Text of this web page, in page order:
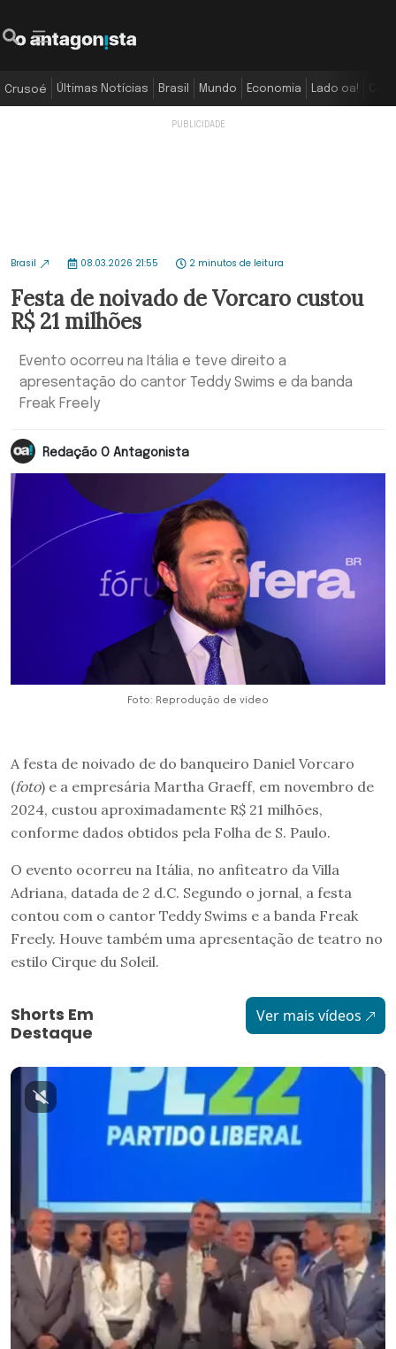
Crusoé Últimas Notícias Brasil Mundo Economia Lado oa!
Brasil 08.03.2026 21:55 2 minutos de leitura
Festa de noivado de Vorcaro custou
R$ 21 milhões
Evento ocorreu na Itália e teve direito a
apresentação do cantor Teddy Swims e da banda
Freak Freely
Redação O Antagonista
Foto: Reprodução de vídeo
A festa de noivado de do banqueiro Daniel Vorcaro
(foto) e a empresária Martha Graeff, em novembro de
2024, custou aproximadamente R$ 21 milhões,
conforme dados obtidos pela Folha de S. Paulo.
O evento ocorreu na Itália, no anfiteatro da Villa
Adriana, datada de 2 d.C. Segundo o jornal, a festa
contou com o cantor Teddy Swims e a banda Freak
Freely. Houve também uma apresentação de teatro no
estilo Cirque du Soleil.
Shorts Em
Destaque
Ver mais vídeos